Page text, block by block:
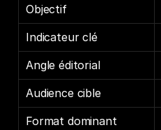
Objectif
Indicateur clé
Angle éditorial
Audience cible
Format dominant